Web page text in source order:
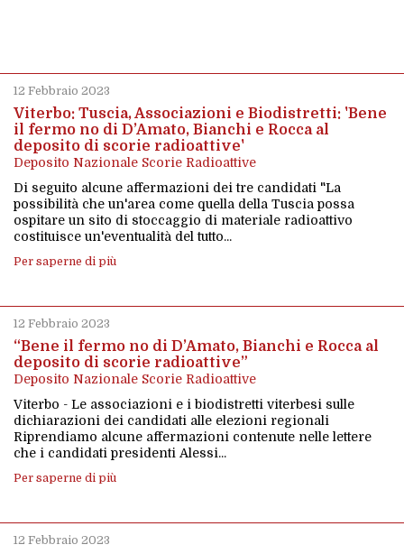
12 Febbraio 2023
Viterbo: Tuscia, Associazioni e Biodistretti: 'Bene
il fermo no di D’Amato, Bianchi e Rocca al
deposito di scorie radioattive'
Deposito Nazionale Scorie Radioattive
Di seguito alcune affermazioni dei tre candidati "La
possibilità che un'area come quella della Tuscia possa
ospitare un sito di stoccaggio di materiale radioattivo
costituisce un'eventualità del tutto...
Per saperne di più
12 Febbraio 2023
“Bene il fermo no di D’Amato, Bianchi e Rocca al
deposito di scorie radioattive”
Deposito Nazionale Scorie Radioattive
Viterbo - Le associazioni e i biodistretti viterbesi sulle
dichiarazioni dei candidati alle elezioni regionali
Riprendiamo alcune affermazioni contenute nelle lettere
che i candidati presidenti Alessi...
Per saperne di più
12 Febbraio 2023